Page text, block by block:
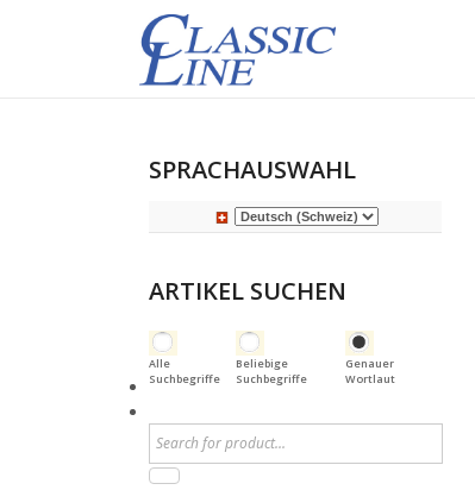
SPRACHAUSWAHL
ARTIKEL SUCHEN
Alle
Suchbegriffe
Beliebige
Suchbegriffe
Genauer
Wortlaut